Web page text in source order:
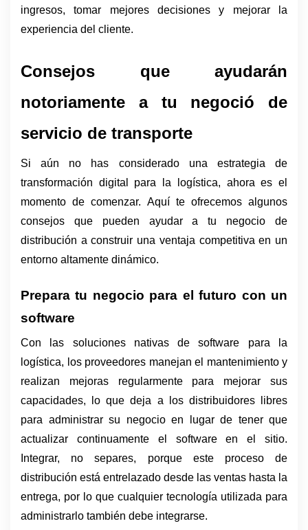
ingresos, tomar mejores decisiones y mejorar la
experiencia del cliente.
Consejos que ayudarán
notoriamente a tu negoció de
servicio de transporte
Si aún no has considerado una estrategia de
transformación digital para la logística, ahora es el
momento de comenzar. Aquí te ofrecemos algunos
consejos que pueden ayudar a tu negocio de
distribución a construir una ventaja competitiva en un
entorno altamente dinámico.
Prepara tu negocio para el futuro con un
software
Con las soluciones nativas de software para la
logística, los proveedores manejan el mantenimiento y
realizan mejoras regularmente para mejorar sus
capacidades, lo que deja a los distribuidores libres
para administrar su negocio en lugar de tener que
actualizar continuamente el software en el sitio.
Integrar, no separes, porque este proceso de
distribución está entrelazado desde las ventas hasta la
entrega, por lo que cualquier tecnología utilizada para
administrarlo también debe integrarse.